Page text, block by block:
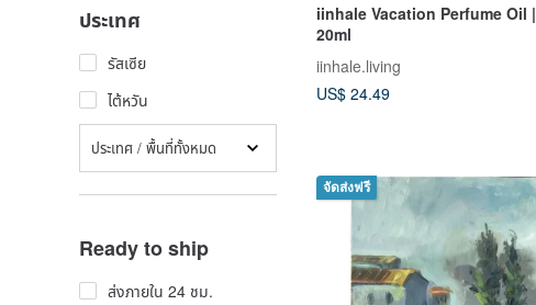
ประเทศ
รัสเซีย
ไต้หวัน
ประเทศ / พื้นที่ทั้งหมด
Ready to ship
ส่งภายใน 24 ชม.
iinhale Vacation Perfume Oil |
20ml
iinhale.living
US$ 24.49
จัดส่งฟรี